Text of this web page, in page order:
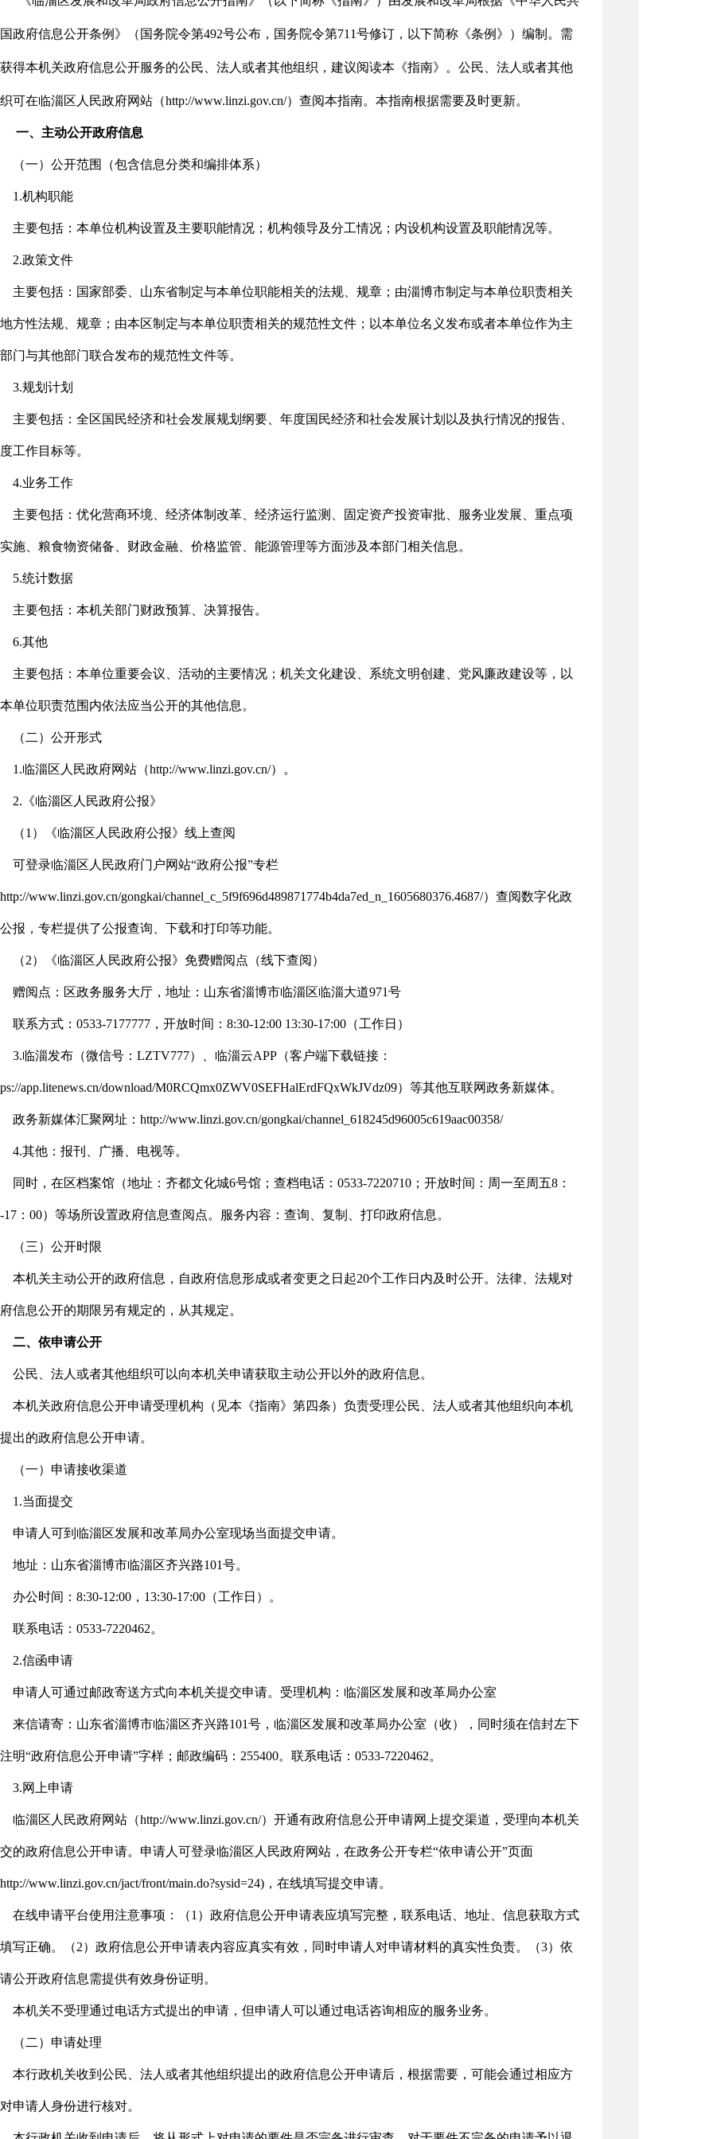
政府信息公开条例》（国务院令第492号公布，国务院令第711号修订，以下简称《条例》）编制。需
得本机关政府信息公开服务的公民、法人或者其他组织，建议阅读本《指南》。公民、法人或者其他
可在临淄区人民政府网站（http://www.linzi.gov.cn/）查阅本指南。本指南根据需要及时更新。
一、主动公开政府信息
（一）公开范围（包含信息分类和编排体系）
1.机构职能
主要包括：本单位机构设置及主要职能情况；机构领导及分工情况；内设机构设置及职能情况等。
2.政策文件
主要包括：国家部委、山东省制定与本单位职能相关的法规、规章；由淄博市制定与本单位职责相关
方性法规、规章；由本区制定与本单位职责相关的规范性文件；以本单位名义发布或者本单位作为主
门与其他部门联合发布的规范性文件等。
3.规划计划
主要包括：全区国民经济和社会发展规划纲要、年度国民经济和社会发展计划以及执行情况的报告、
工作目标等。
4.业务工作
主要包括：优化营商环境、经济体制改革、经济运行监测、固定资产投资审批、服务业发展、重点项
施、粮食物资储备、财政金融、价格监管、能源管理等方面涉及本部门相关信息。
5.统计数据
主要包括：本机关部门财政预算、决算报告。
6.其他
主要包括：本单位重要会议、活动的主要情况；机关文化建设、系统文明创建、党风廉政建设等，以
单位职责范围内依法应当公开的其他信息。
（二）公开形式
1.临淄区人民政府网站（http://www.linzi.gov.cn/）。
2.《临淄区人民政府公报》
（1）《临淄区人民政府公报》线上查阅
可登录临淄区人民政府门户网站“政府公报”专栏
www.linzi.gov.cn/gongkai/channel_c_5f9f696d489871774b4da7ed_n_1605680376.4687/）查阅数字化政
报，专栏提供了公报查询、下载和打印等功能。
（2）《临淄区人民政府公报》免费赠阅点（线下查阅）
赠阅点：区政务服务大厅，地址：山东省淄博市临淄区临淄大道971号
联系方式：0533-7177777，开放时间：8:30-12:00 13:30-17:00（工作日）
3.临淄发布（微信号：LZTV777）、临淄云APP（客户端下载链接：
app.litenews.cn/download/M0RCQmx0ZWV0SEFHalErdFQxWkJVdz09）等其他互联网政务新媒体。
政务新媒体汇聚网址：http://www.linzi.gov.cn/gongkai/channel_618245d96005c619aac00358/
4.其他：报刊、广播、电视等。
同时，在区档案馆（地址：齐都文化城6号馆；查档电话：0533-7220710；开放时间：周一至周五8：
17：00）等场所设置政府信息查阅点。服务内容：查询、复制、打印政府信息。
（三）公开时限
本机关主动公开的政府信息，自政府信息形成或者变更之日起20个工作日内及时公开。法律、法规对
信息公开的期限另有规定的，从其规定。
二、依申请公开
公民、法人或者其他组织可以向本机关申请获取主动公开以外的政府信息。
本机关政府信息公开申请受理机构（见本《指南》第四条）负责受理公民、法人或者其他组织向本机
出的政府信息公开申请。
（一）申请接收渠道
1.当面提交
申请人可到临淄区发展和改革局办公室现场当面提交申请。
地址：山东省淄博市临淄区齐兴路101号。
办公时间：8:30-12:00，13:30-17:00（工作日）。
联系电话：0533-7220462。
2.信函申请
申请人可通过邮政寄送方式向本机关提交申请。受理机构：临淄区发展和改革局办公室
来信请寄：山东省淄博市临淄区齐兴路101号，临淄区发展和改革局办公室（收），同时须在信封左下
明“政府信息公开申请”字样；邮政编码：255400。联系电话：0533-7220462。
3.网上申请
临淄区人民政府网站（http://www.linzi.gov.cn/）开通有政府信息公开申请网上提交渠道，受理向本机关
的政府信息公开申请。申请人可登录临淄区人民政府网站，在政务公开专栏“依申请公开”页面
www.linzi.gov.cn/jact/front/main.do?sysid=24)，在线填写提交申请。
在线申请平台使用注意事项：（1）政府信息公开申请表应填写完整，联系电话、地址、信息获取方式
写正确。（2）政府信息公开申请表内容应真实有效，同时申请人对申请材料的真实性负责。（3）依
公开政府信息需提供有效身份证明。
本机关不受理通过电话方式提出的申请，但申请人可以通过电话咨询相应的服务业务。
（二）申请处理
本行政机关收到公民、法人或者其他组织提出的政府信息公开申请后，根据需要，可能会通过相应方
申请人身份进行核对。